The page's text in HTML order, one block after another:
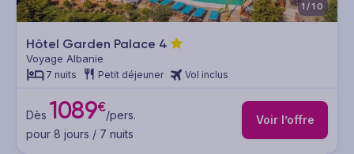
1/10
Hôtel Garden Palace 4
Voyage Albanie
7 nuits Petit déjeuner Vol inclus
Dès 1089€/pers.
pour 8 jours / 7 nuits
Voir l’offre